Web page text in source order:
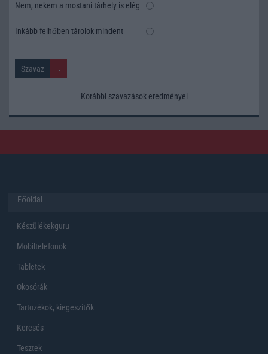
Nem, nekem a mostani tárhely is elég
Inkább felhőben tárolok mindent
Korábbi szavazások eredményei
Főoldal
Készülékekguru
Mobiltelefonok
Tabletek
Okosórák
Tartozékok, kiegeszítők
Keresés
Tesztek